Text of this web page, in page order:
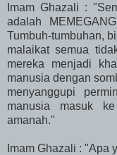
Imam Ghazali :
adalah
Tumbuh-tumbuhan,
malaikat semua
mereka menjadi
manusia dengan
menyanggupi
manusia masuk
amanah."
Imam Ghazali : "Apa